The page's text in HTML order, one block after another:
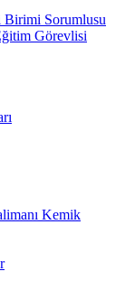
Birimi Sorumlusu
Görevlisi
Kemik